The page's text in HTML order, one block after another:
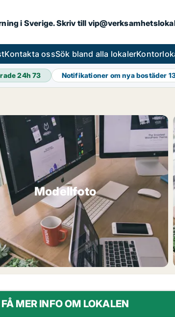
i Sverige. Skriv till
Kontakta ossSök bland alla lokaler
24h73 Notifikationer om nya bostäder
Modellfoto
FÅ MER INFO OM LOKALEN